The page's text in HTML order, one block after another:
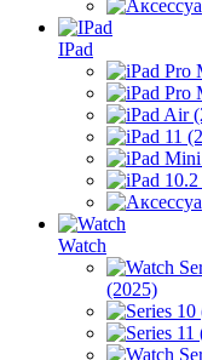
IPad
Watch
(2025)